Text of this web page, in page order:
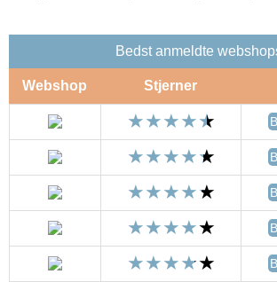
Bedst anmeldte
Webshop Stjerner